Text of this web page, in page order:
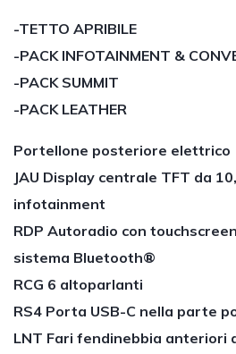
-TETTO APRIBILE
-PACK INFOTAINMENT &
-PACK SUMMIT
-PACK LEATHER
Portellone posteriore elettrico
JAU Display centrale TFT da
infotainment
RDP Autoradio con
sistema Bluetooth®
RCG 6 altoparlanti
RS4 Porta USB-C nella parte
LNT Fari fendinebbia anteriori